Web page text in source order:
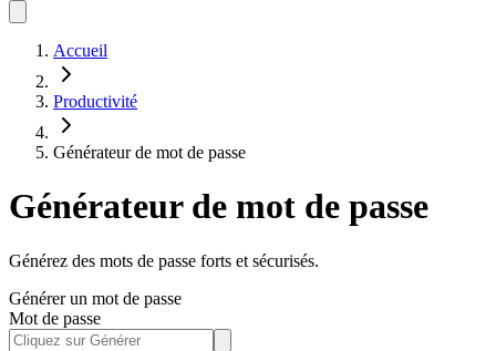
Accueil
Productivité
Générateur de mot de passe
Générateur de mot de passe
Générez des mots de passe forts et sécurisés.
Générer un mot de passe
Mot de passe